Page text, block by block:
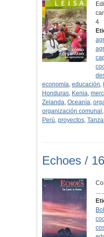
4
economía, educación,
Honduras, Kenia,
Zelanda, Oceanía,
organización comunal ,
Perú, proyectos,
Echoes / 16